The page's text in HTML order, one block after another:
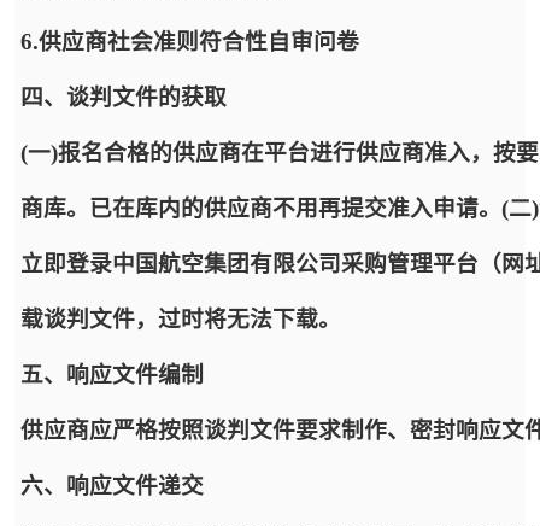
6.供应商社会准则符合性自审问卷
四、谈判文件的获取
(一)报名合格的供应商在平台进行供应商准入，按
商库。已在库内的供应商不用再提交准入申请。(
立即登录中国航空集团有限公司采购管理平台（
载谈判文件，过时将无法下载。
五、响应文件编制
供应商应严格按照谈判文件要求制作、密封响应文
六、响应文件递交